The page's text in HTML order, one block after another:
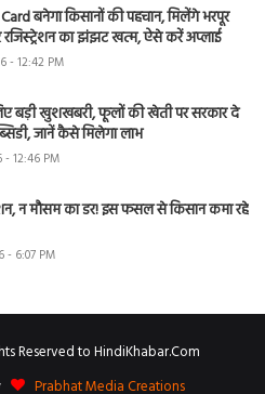
बनेगा किसानों की पहचान, मिलेंगे भरपूर
रजिस्ट्रेशन का झंझट खत्म, ऐसे करें अप्लाई
- 12:42 PM
बड़ी खुशखबरी, फूलों की खेती पर सरकार दे
जानें कैसे मिलेगा लाभ
- 12:46 PM
न मौसम का डर! इस फसल से किसान कमा रहे
- 6:07 PM
Reserved to HindiKhabar.Com
Prabhat Media Creations